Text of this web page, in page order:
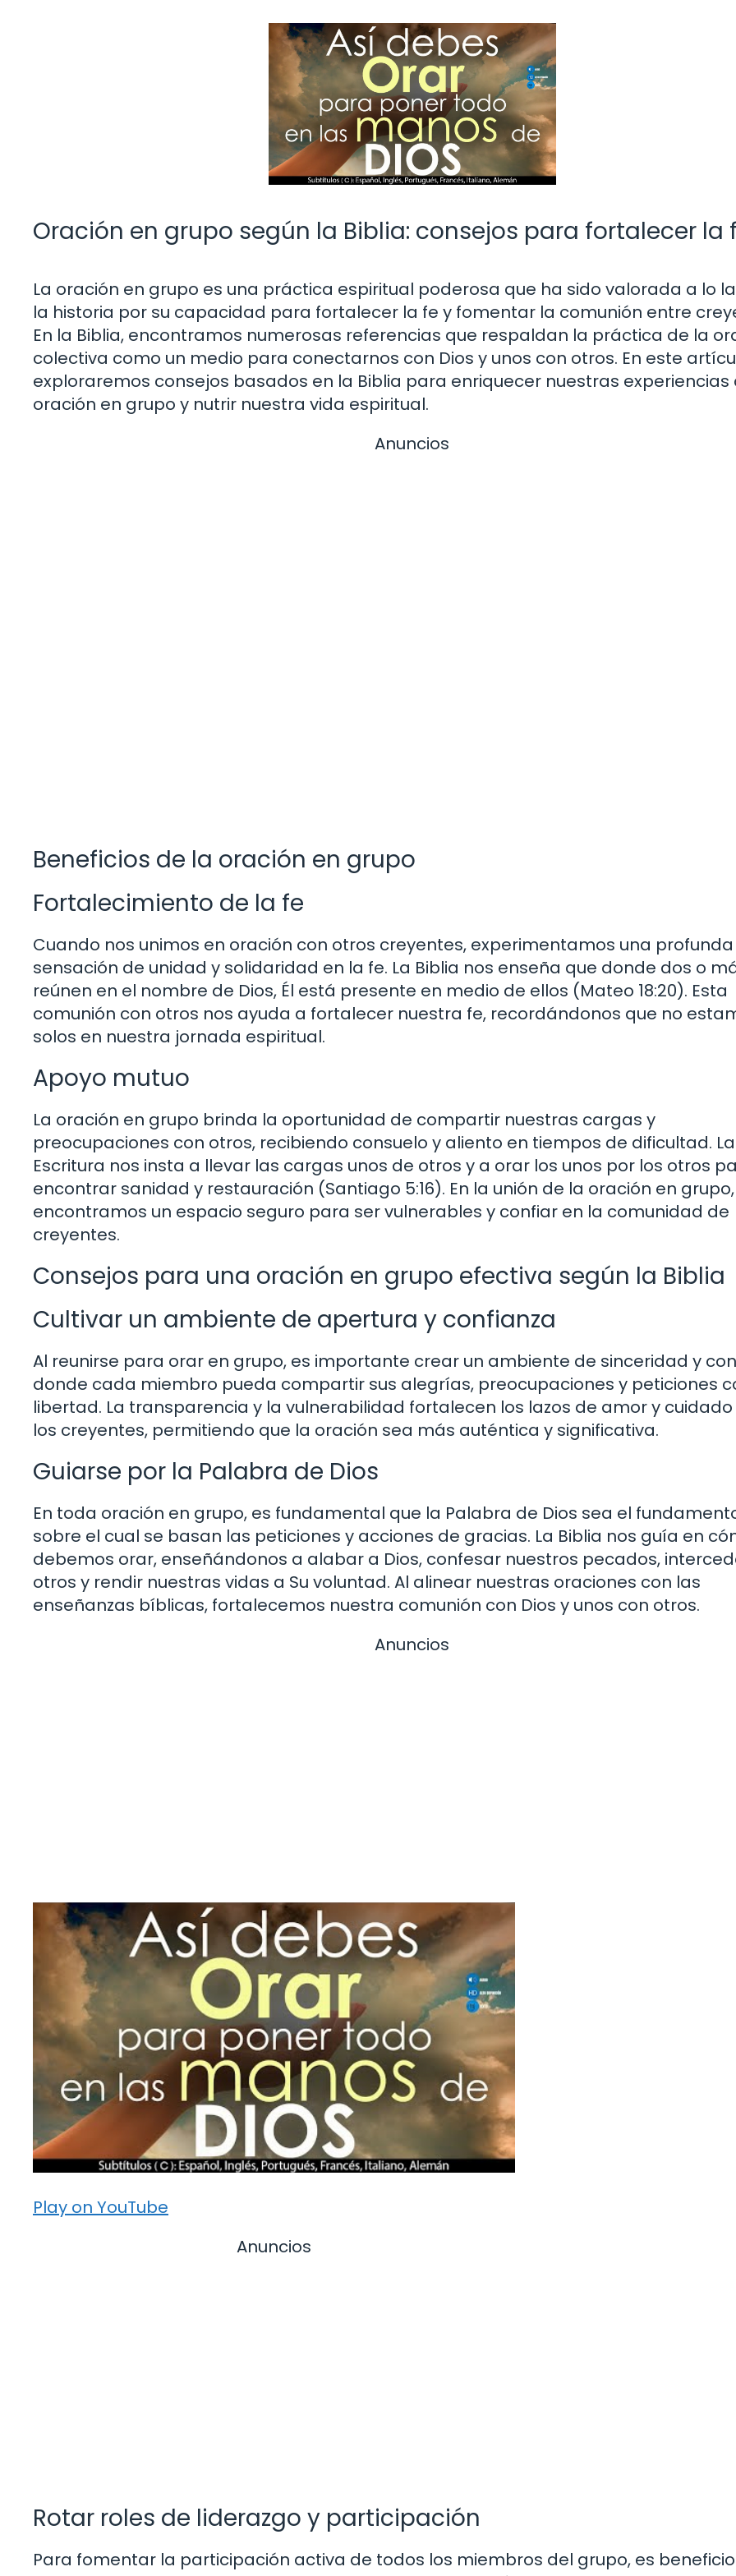
Oración en grupo según la Biblia: consejos para fortalecer la
La oración en grupo es una práctica espiritual poderosa que ha sido valorada a lo
la historia por su capacidad para fortalecer la fe y fomentar la comunión entre
En la Biblia, encontramos numerosas referencias que respaldan la práctica de la
colectiva como un medio para conectarnos con Dios y unos con otros. En este
exploraremos consejos basados en la Biblia para enriquecer nuestras experiencias
oración en grupo y nutrir nuestra vida espiritual.
Anuncios
Beneficios de la oración en grupo
Fortalecimiento de la fe
Cuando nos unimos en oración con otros creyentes, experimentamos una profunda
sensación de unidad y solidaridad en la fe. La Biblia nos enseña que donde dos o
reúnen en el nombre de Dios, Él está presente en medio de ellos (Mateo 18:20). Esta
comunión con otros nos ayuda a fortalecer nuestra fe, recordándonos que no
solos en nuestra jornada espiritual.
Apoyo mutuo
La oración en grupo brinda la oportunidad de compartir nuestras cargas y
preocupaciones con otros, recibiendo consuelo y aliento en tiempos de dificultad. La
Escritura nos insta a llevar las cargas unos de otros y a orar los unos por los otros
encontrar sanidad y restauración (Santiago 5:16). En la unión de la oración en grupo,
encontramos un espacio seguro para ser vulnerables y confiar en la comunidad de
creyentes.
Consejos para una oración en grupo efectiva según la Biblia
Cultivar un ambiente de apertura y confianza
Al reunirse para orar en grupo, es importante crear un ambiente de sinceridad y
donde cada miembro pueda compartir sus alegrías, preocupaciones y peticiones
libertad. La transparencia y la vulnerabilidad fortalecen los lazos de amor y
los creyentes, permitiendo que la oración sea más auténtica y significativa.
Guiarse por la Palabra de Dios
En toda oración en grupo, es fundamental que la Palabra de Dios sea el
sobre el cual se basan las peticiones y acciones de gracias. La Biblia nos guía en
debemos orar, enseñándonos a alabar a Dios, confesar nuestros pecados,
otros y rendir nuestras vidas a Su voluntad. Al alinear nuestras oraciones con las
enseñanzas bíblicas, fortalecemos nuestra comunión con Dios y unos con otros.
Anuncios
Play on YouTube
Anuncios
Rotar roles de liderazgo y participación
Para fomentar la participación activa de todos los miembros del grupo, es